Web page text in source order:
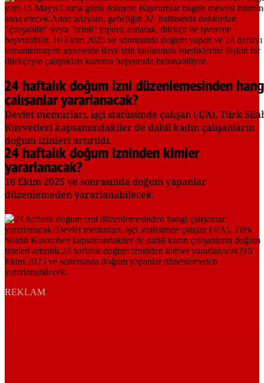
24 haftalık doğum izni düzenlemesinden
çalışanlar yararlanacak?
Devlet memurları, işçi statüsünde çalışan (4/A), Türk
Kuvvetleri kapsamındakiler de dahil kadın çalışanların
doğum izinleri artırıldı.
24 haftalık doğum izninden kimler
yararlanacak?
16 Ekim 2025 ve sonrasında doğum yapanlar
düzenlemeden yararlanabilecek.
REKLAM